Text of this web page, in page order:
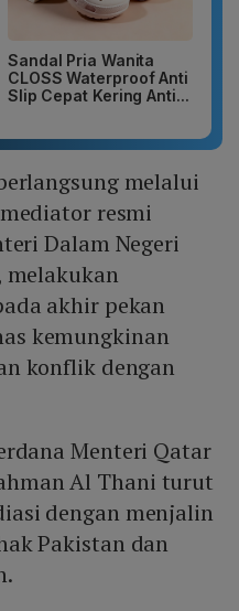
Sandal Pria Wanita
CLOSS Waterproof Anti
Slip Cepat Kering Anti...
melalui
resmi
Dalam Negeri
melakukan
akhir pekan
kemungkinan
konflik dengan
Menteri Qatar
Al Thani turut
dengan menjalin
Pakistan dan